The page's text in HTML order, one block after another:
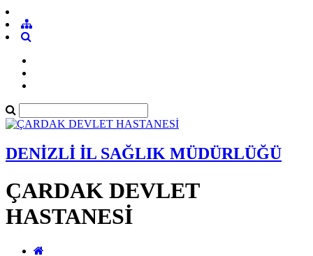
DENİZLİ İL SAĞLIK MÜDÜRLÜĞÜ
ÇARDAK DEVLET
HASTANESİ